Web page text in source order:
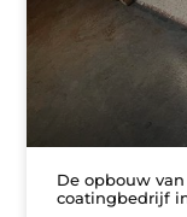
De opbouw
coatingbedrijf